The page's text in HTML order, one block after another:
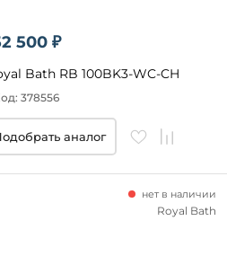
500 ₽
Bath RB 100BK3-WC-CH
378556
аналог
нет в наличии
Royal Bath